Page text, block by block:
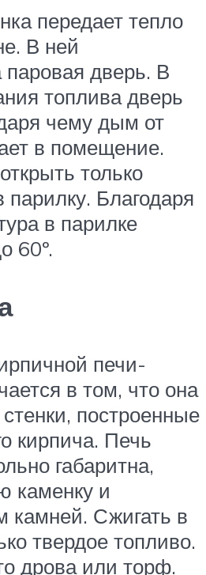
передает тепло
В ней
паровая дверь. В
топлива дверь
чему дым от
в помещение.
только
Благодаря
в парилке
60º.
печи-
в том, что она
построенные
кирпича. Печь
габаритна,
каменку и
камней. Сжигать в
твердое топливо.
дрова или торф.